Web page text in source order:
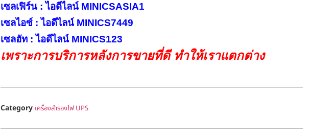
เซลเฟิร์น : ไอดีไลน์ MINICSASIA1
เซลไอซ์ : ไอดีไลน์ MINICS7449
เซลฮัท : ไอดีไลน์ MINICS123
เพราะการบริการหลังการขายที่ดี ทำให้เราแตกต่าง
Category เครื่องสำรองไฟ UPS